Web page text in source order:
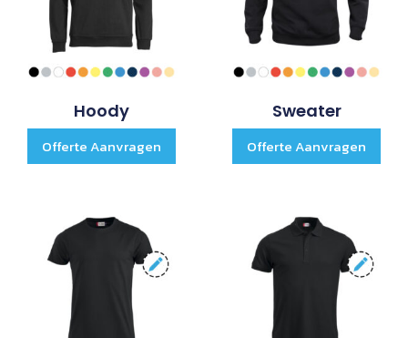
Hoody
Offerte Aanvragen
Sweater
Offerte Aanvragen